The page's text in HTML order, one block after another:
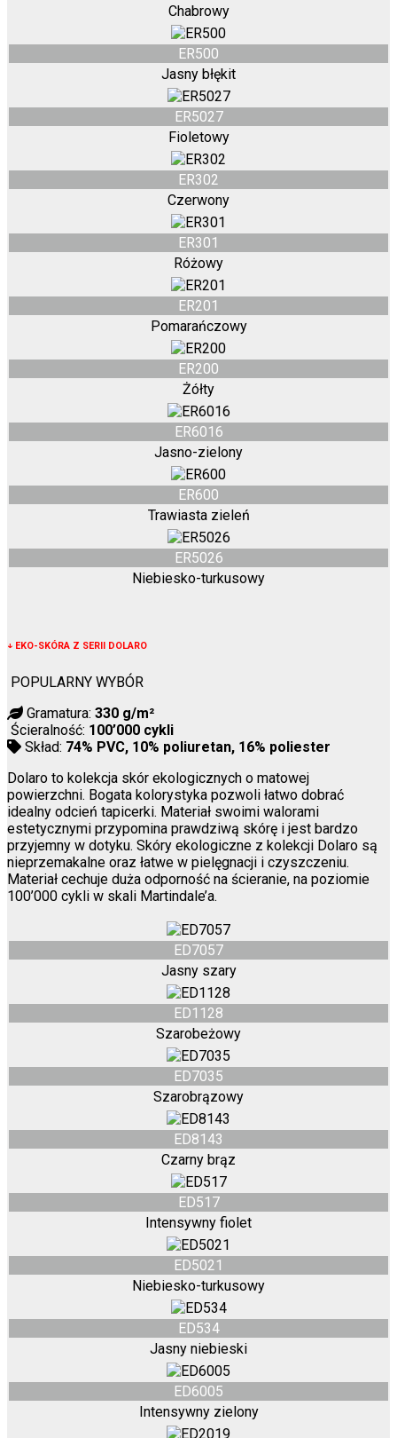
Chabrowy
ER500
Jasny błękit
ER5027
Fioletowy
ER302
Czerwony
ER301
Różowy
ER201
Pomarańczowy
ER200
Żółty
ER6016
Jasno-zielony
ER600
Trawiasta zieleń
ER5026
Niebiesko-turkusowy
↓ EKO-SKÓRA Z SERII DOLARO
POPULARNY WYBÓR
Gramatura: 330 g/m²
Ścieralność: 100’000 cykli
Skład: 74% PVC, 10% poliuretan, 16% poliester
Dolaro to kolekcja skór ekologicznych o matowej
powierzchni. Bogata kolorystyka pozwoli łatwo dobrać
idealny odcień tapicerki. Materiał swoimi walorami
estetycznymi przypomina prawdziwą skórę i jest bardzo
przyjemny w dotyku. Skóry ekologiczne z kolekcji Dolaro są
nieprzemakalne oraz łatwe w pielęgnacji i czyszczeniu.
Materiał cechuje duża odporność na ścieranie, na poziomie
100’000 cykli w skali Martindale’a.
ED7057
Jasny szary
ED1128
Szarobeżowy
ED7035
Szarobrązowy
ED8143
Czarny brąz
ED517
Intensywny fiolet
ED5021
Niebiesko-turkusowy
ED534
Jasny niebieski
ED6005
Intensywny zielony